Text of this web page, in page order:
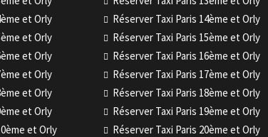
et Orly
et Orly
et Orly
et Orly
et Orly
et Orly
et Orly
Réserver Taxi Paris 14ème et Orly
Réserver Taxi Paris 15ème et Orly
Réserver Taxi Paris 16ème et Orly
Réserver Taxi Paris 17ème et Orly
Réserver Taxi Paris 18ème et Orly
Réserver Taxi Paris 19ème et Orly
Réserver Taxi Paris 20ème et Orly